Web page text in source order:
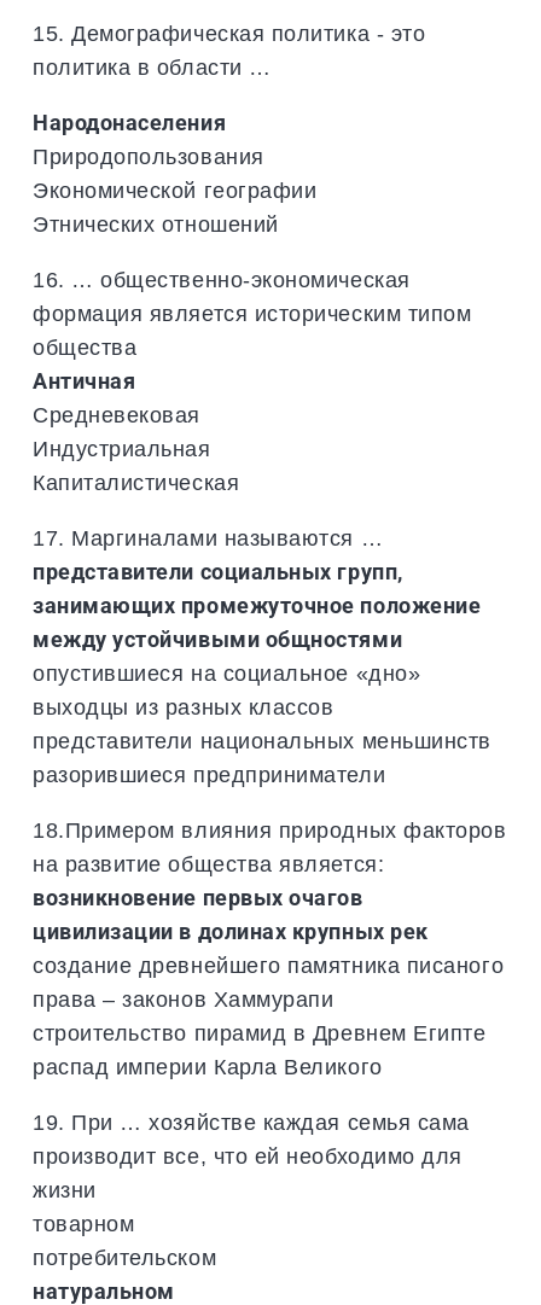
15. Демографическая политика - это
политика в области …
Народонаселения
Природопользования
Экономической географии
Этнических отношений
16. … общественно-экономическая
формация является историческим типом
общества
Античная
Средневековая
Индустриальная
Капиталистическая
17. Маргиналами называются …
представители социальных групп,
занимающих промежуточное положение
между устойчивыми общностями
опустившиеся на социальное «дно»
выходцы из разных классов
представители национальных меньшинств
разорившиеся предприниматели
18.Примером влияния природных факторов
на развитие общества является:
возникновение первых очагов
цивилизации в долинах крупных рек
создание древнейшего памятника писаного
права – законов Хаммурапи
строительство пирамид в Древнем Египте
распад империи Карла Великого
19. При … хозяйстве каждая семья сама
производит все, что ей необходимо для
жизни
товарном
потребительском
натуральном